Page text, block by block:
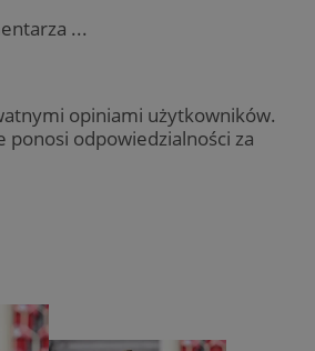
...
opiniami użytkowników.
ponosi odpowiedzialności za